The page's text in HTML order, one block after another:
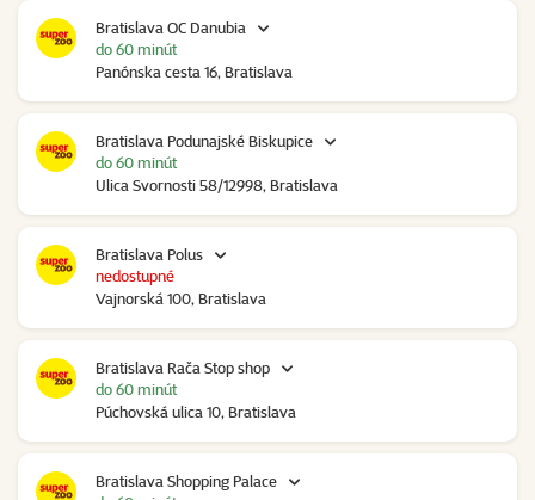
Bratislava OC Danubia
Panónska cesta 16, Bratislava
do 60 minút
Bratislava Podunajské Biskupice
Ulica Svornosti 58/12998, Bratislava
do 60 minút
Bratislava Polus
Vajnorská 100, Bratislava
nedostupné
Bratislava Rača Stop shop
Púchovská ulica 10, Bratislava
do 60 minút
Bratislava Shopping Palace